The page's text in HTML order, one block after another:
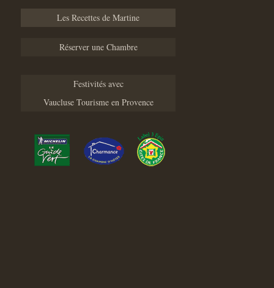
Les Recettes de Martine
Réserver une Chambre
Festivités avec
Vaucluse Tourisme en Provence